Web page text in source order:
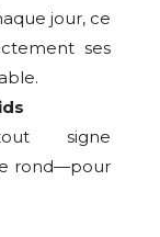
jour, ce
ses
signe
rond—pour